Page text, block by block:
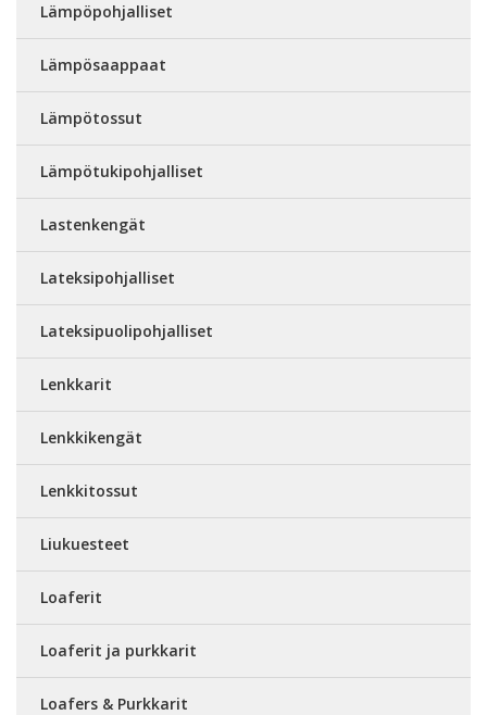
Lämpöpohjalliset
Lämpösaappaat
Lämpötossut
Lämpötukipohjalliset
Lastenkengät
Lateksipohjalliset
Lateksipuolipohjalliset
Lenkkarit
Lenkkikengät
Lenkkitossut
Liukuesteet
Loaferit
Loaferit ja purkkarit
Loafers & Purkkarit